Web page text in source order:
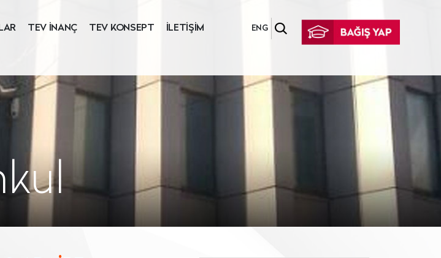
TEV İNANÇ TEV KONSEPT İLETİŞİM ENG